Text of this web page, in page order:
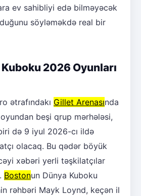
ev sahibliyi edə bilməyəcək
söyləməkdə real bir
Kuboku 2026 Oyunları
ətrafındakı Gillet Arenasında
beşi qrup mərhələsi,
də 9 iyul 2026-cı ildə
olacaq. Bu qədər böyük
xəbəri yerli təşkilatçılar
Bostonun Dünya Kuboku
rəhbəri Mayk Loynd, keçən il